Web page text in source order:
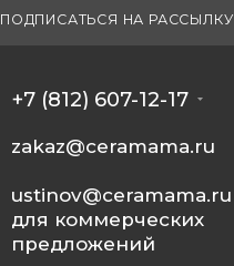
ПОДПИСАТЬСЯ НА РАССЫЛКУ
+7 (812) 607-12-17
zakaz@ceramama.ru
ustinov@ceramama.ru
для коммерческих
предложений